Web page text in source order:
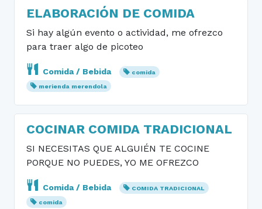
ELABORACIÓN DE COMIDA
Si hay algún evento o actividad, me ofrezco
para traer algo de picoteo
Comida / Bebida
comida
merienda merendola
COCINAR COMIDA TRADICIONAL
SI NECESITAS QUE ALGUIÉN TE COCINE
PORQUE NO PUEDES, YO ME OFREZCO
Comida / Bebida
COMIDA TRADICIONAL
comida